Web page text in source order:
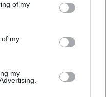
You may click to
its third-party tags to
in below Google
of my
of my
my
παιδί πνίγηκε